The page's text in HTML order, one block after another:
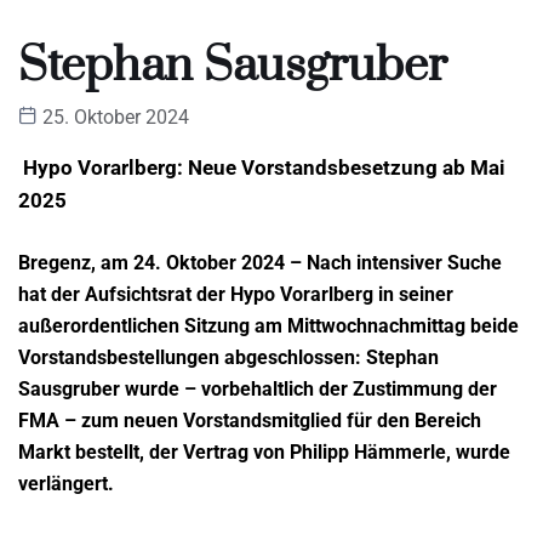
Stephan Sausgruber
25. Oktober 2024
Hypo Vorarlberg: Neue Vorstandsbesetzung ab Mai
2025
Bregenz, am 24. Oktober 2024 – Nach intensiver Suche
hat der Aufsichtsrat der Hypo Vorarlberg in seiner
außerordentlichen Sitzung am Mittwochnachmittag beide
Vorstandsbestellungen abgeschlossen: Stephan
Sausgruber wurde – vorbehaltlich der Zustimmung der
FMA – zum neuen Vorstandsmitglied für den Bereich
Markt bestellt, der Vertrag von Philipp Hämmerle, wurde
verlängert.